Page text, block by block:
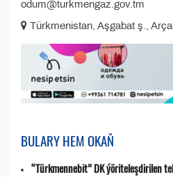
odum@turkmengaz.gov.tm
Türkmenistan, Aşgabat ş.,
BULARY HEM OKAŇ
“Türkmennebit” DK ýöriteleşdirilen